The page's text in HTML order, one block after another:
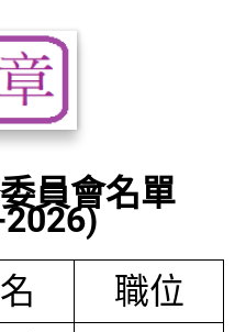
員會名單
職位